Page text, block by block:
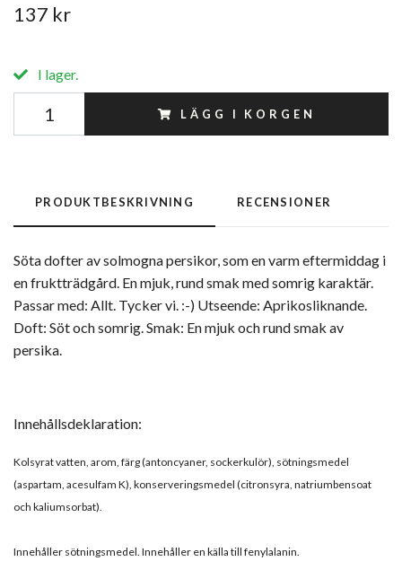
137 kr
I lager.
LÄGG I KORGEN
PRODUKTBESKRIVNING RECENSIONER
Söta dofter av solmogna persikor, som en varm eftermiddag i
en fruktträdgård. En mjuk, rund smak med somrig karaktär.
Passar med: Allt. Tycker vi. :-) Utseende: Aprikosliknande.
Doft: Söt och somrig. Smak: En mjuk och rund smak av
persika.
Innehållsdeklaration:
Kolsyrat vatten, arom, färg (antoncyaner, sockerkulör), sötningsmedel
(aspartam, acesulfam K), konserveringsmedel (citronsyra, natriumbensoat
och kaliumsorbat).
Innehåller sötningsmedel. Innehåller en källa till fenylalanin.